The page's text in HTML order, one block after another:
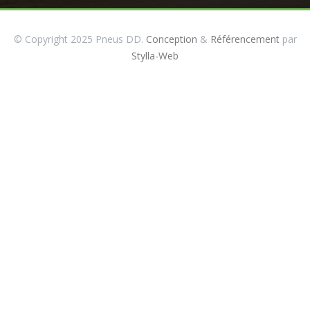
© Copyright 2025 Pneus DD. Conception & Référencementpar
Stylla-Web